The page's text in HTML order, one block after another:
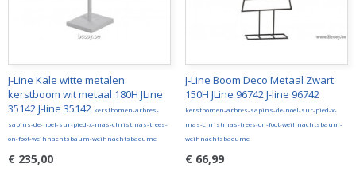
J-Line Kale witte metalen
kerstboom wit metaal 180H JLine
35142 J-line 35142 kerstbomen-arbres-
sapins-de-noel-sur-pied-x-mas-christmas-trees-
on-foot-weihnachtsbaum-weihnachtsbaeume
€ 235,00
J-Line Boom Deco Metaal Zwart
150H JLine 96742 J-line 96742
kerstbomen-arbres-sapins-de-noel-sur-pied-x-
mas-christmas-trees-on-foot-weihnachtsbaum-
weihnachtsbaeume
€ 66,99